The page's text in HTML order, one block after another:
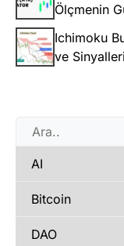
Ölçmenin
Ichimoku
ve
AI
Bitcoin
DAO